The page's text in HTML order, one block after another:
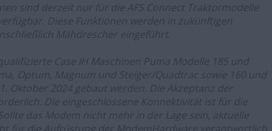
sind derzeit nur für die AFS Connect Traktormodelle
Diese Funktionen werden in zukünftigen
Mähdrescher eingeführt.
Case IH Maschinen Puma Modelle 185 und
Optum, Magnum und Steiger/Quadtrac sowie 160 und
Oktober 2024 gebaut werden. Die Akzeptanz der
Die eingeschlossene Konnektivität ist für die
das Modem nicht mehr in der Lage sein, aktuelle